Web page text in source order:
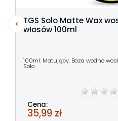
TGS Solo Matte Wax
włosów 100ml
100ml. Matujący. Baza wodno
Solo.
Cena:
35,99 zł